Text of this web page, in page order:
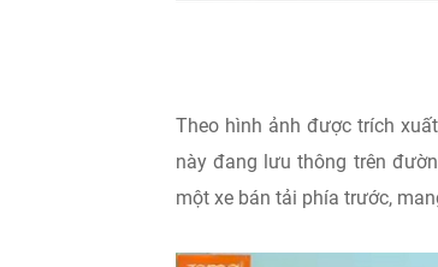
Theo hình ảnh được trích
này đang lưu thông trên
một xe bán tải phía trước,